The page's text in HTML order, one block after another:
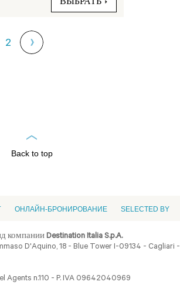
ВЫБРАТЬ
2
Back to top
ОНЛАЙН-БРОНИРОВАНИЕ SELECTED BY
компанииDestination Italia S.p.A.
D'Aquino, 18 - Blue Tower I-09134 - Cagliari -
Agents n.110 - P. IVA 09642040969